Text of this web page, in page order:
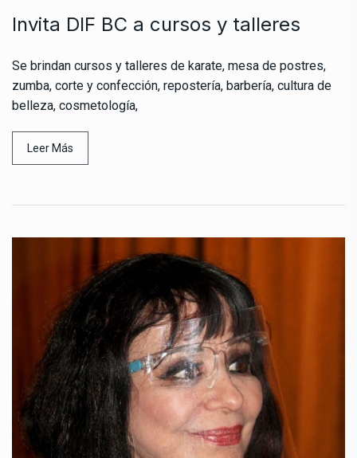
Invita DIF BC a cursos y talleres
Se brindan cursos y talleres de karate, mesa de postres,
zumba, corte y confección, repostería, barbería, cultura de
belleza, cosmetología,
Leer Más